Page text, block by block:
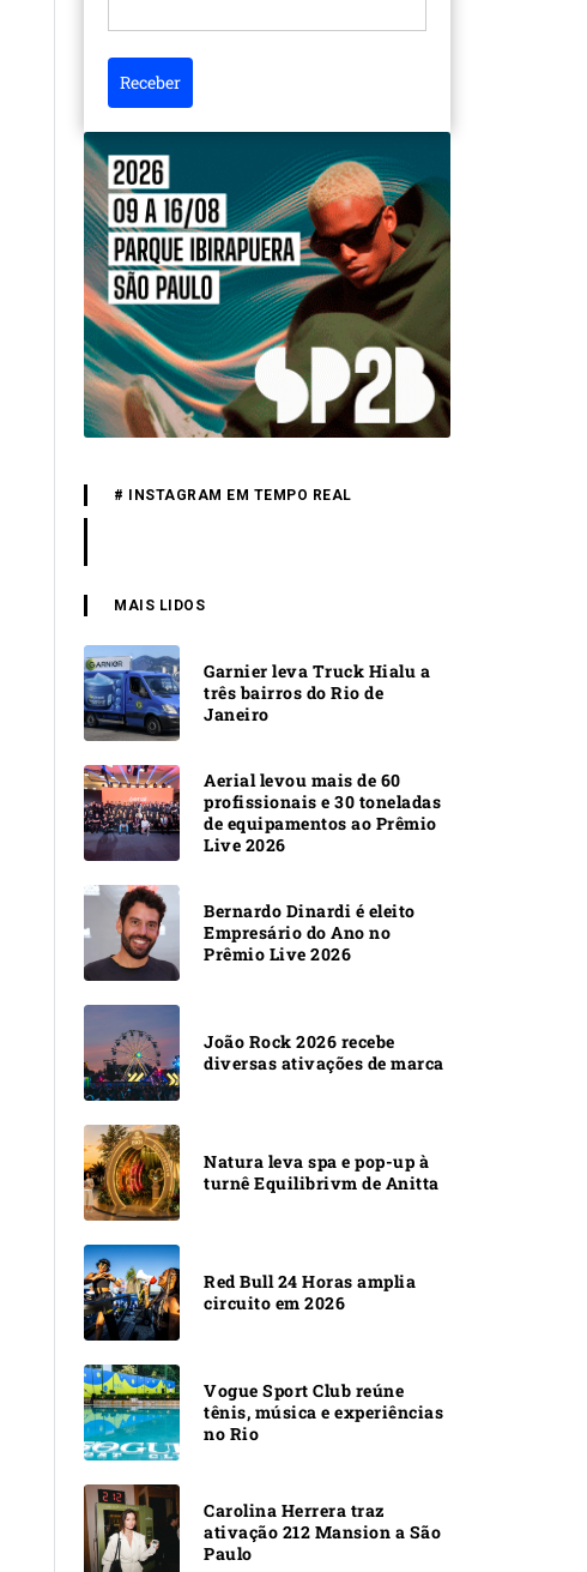
Receber
# INSTAGRAM EM TEMPO REAL
MAIS LIDOS
Garnier leva Truck Hialu a
três bairros do Rio de
Janeiro
Aerial levou mais de 60
profissionais e 30 toneladas
de equipamentos ao Prêmio
Live 2026
Bernardo Dinardi é eleito
Empresário do Ano no
Prêmio Live 2026
João Rock 2026 recebe
diversas ativações de marca
Natura leva spa e pop-up à
turnê Equilibrivm de Anitta
Red Bull 24 Horas amplia
circuito em 2026
Vogue Sport Club reúne
tênis, música e experiências
no Rio
Carolina Herrera traz
ativação 212 Mansion a São
Paulo